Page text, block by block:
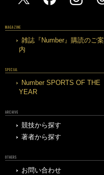
MAGAZINE
雑誌『Number』購読のご案
内
SPECIAL
Number SPORTS OF THE
YEAR
ARCHIVE
競技から探す
著者から探す
OTHERS
お問い合わせ